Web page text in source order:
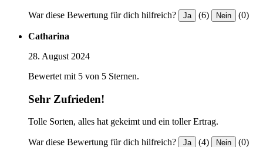
War diese Bewertung für dich hilfreich? Ja (6) Nein (0)
Catharina
28. August 2024
Bewertet mit 5 von 5 Sternen.
Sehr Zufrieden!
Tolle Sorten, alles hat gekeimt und ein toller Ertrag.
War diese Bewertung für dich hilfreich? Ja (4) Nein (0)